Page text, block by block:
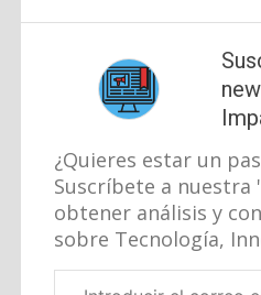
¿Quieres estar un
Suscríbete a
obtener análisis y
sobre Tecnología,